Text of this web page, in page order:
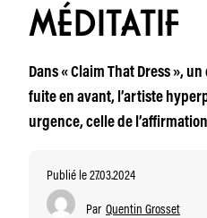
MÉDITATIF
Dans « Claim That Dress »,
fuite en avant, l’artiste
urgence, celle de
Publié le 27.03.2024
Par Quentin Grosset